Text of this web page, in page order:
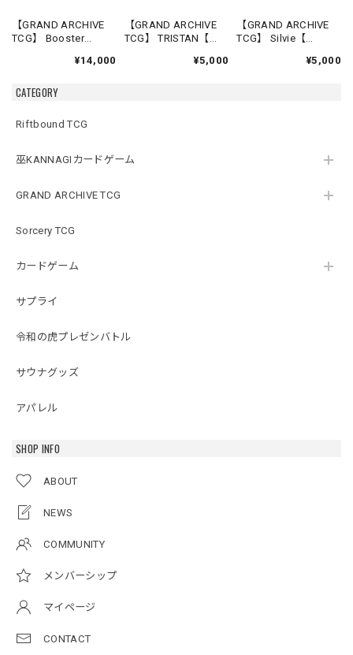
CATEGORY
Riftbound TCG
巫KANNAGIカードゲーム
GRAND ARCHIVE TCG
Sorcery TCG
カードゲーム
サプライ
令和の虎プレゼンバトル
サウナグッズ
アパレル
SHOP INFO
ABOUT
NEWS
COMMUNITY
メンバーシップ
マイページ
CONTACT
【GRAND ARCHIVE
TCG】 Booster
【Mercurial Heart
版》
¥14,000
【GRAND ARCHIVE
TCG】 TRISTAN【
Shadowdancer】《英
¥5,000
【GRAND ARCHIVE
TCG】 Silvie【
Slime Sovereign】¥5,000